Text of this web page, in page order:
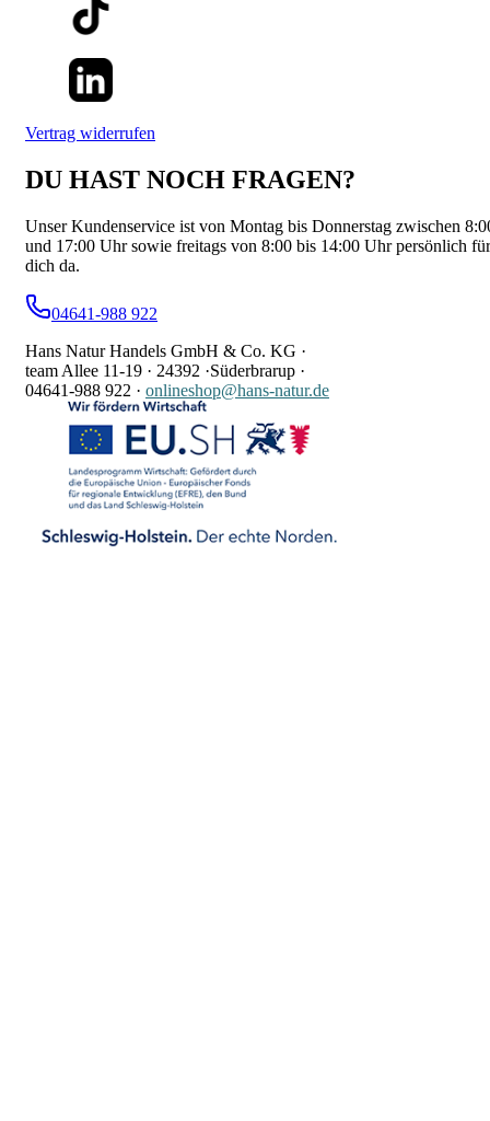
Vertrag widerrufen
DU HAST NOCH FRAGEN?
Unser Kundenservice ist von Montag bis Donnerstag zwischen
und 17:00 Uhr sowie freitags von 8:00 bis 14:00 Uhr persönlich für
dich da.
04641-988 922
Hans Natur Handels GmbH & Co. KG ·
team Allee 11-19 · 24392 ·Süderbrarup ·
04641-988 922 · onlineshop@hans-natur.de